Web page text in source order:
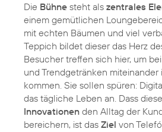
Die Bühne steht als zentrales
einem gemütlichen
mit echten Bäumen und viel
Teppich bildet dieser das Herz
Besucher treffen sich hier, um
und Trendgetränken miteinander
kommen. Sie sollen spüren:
das tägliche Leben an. Dass diese
Innovationen den Alltag der
bereichern, ist das Ziel von